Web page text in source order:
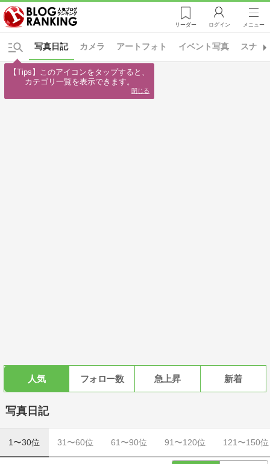
リーダー ログイン メニュー
写真日記 カメラ アートフォト イベント写真 スナッ
人気 フォロー数 急上昇 新着
写真日記
1〜30位 31〜60位 61〜90位 91〜120位 121〜150位
【Tips】このアイコンをタップすると、
カテゴリ一覧を表示できます。
閉じる